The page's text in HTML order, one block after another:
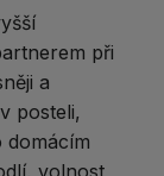
při
a
posteli,
domácím
volnost